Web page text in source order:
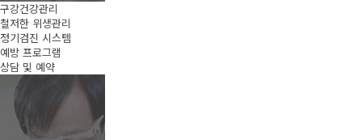
구강건강관리
철저한 위생관리
정기검진 시스템
예방 프로그램
상담 및 예약